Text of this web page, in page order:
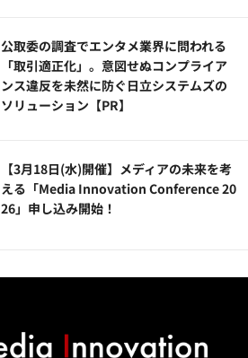
公​​取委の調査でエンタメ業界に問われる
「取引適正化」。意図せぬコンプライア
ンス違反を未然に防ぐ日立システムズの
ソリューション​【PR】
【3月18日(水)開催】メディアの未来を考
える「Media Innovation Conference 20
26」申し込み開始！